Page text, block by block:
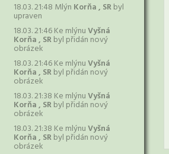
18.03. 21:48 Mlýn Korňa , SRbyl
upraven
18.03. 21:46 Ke mlýnuVyšná
Korňa , SRbyl přidán nový
obrázek
18.03. 21:46 Ke mlýnuVyšná
Korňa , SRbyl přidán nový
obrázek
18.03. 21:38 Ke mlýnuVyšná
Korňa , SRbyl přidán nový
obrázek
18.03. 21:38 Ke mlýnuVyšná
Korňa , SRbyl přidán nový
obrázek